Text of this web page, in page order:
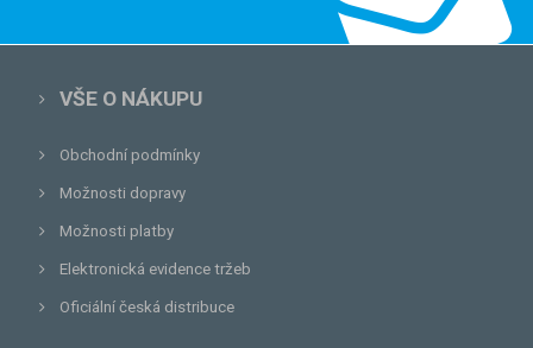
VŠE O NÁKUPU
Obchodní podmínky
Možnosti dopravy
Možnosti platby
Elektronická evidence tržeb
Oficiální česká distribuce